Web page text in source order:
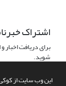
این وب سایت از کوکی
اشتراک
برای دریافت
شوید.